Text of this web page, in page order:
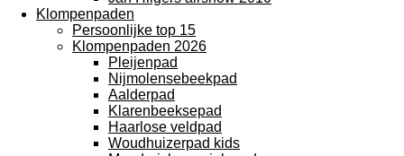
Klompenpaden
Persoonlijke top 15
Klompenpaden 2026
Pleijenpad
Nijmolensebeekpad
Aalderpad
Klarenbeeksepad
Haarlose veldpad
Woudhuizerpad kids